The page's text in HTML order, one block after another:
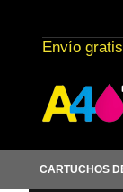
al
contenido
Envío
CARTUCHOS